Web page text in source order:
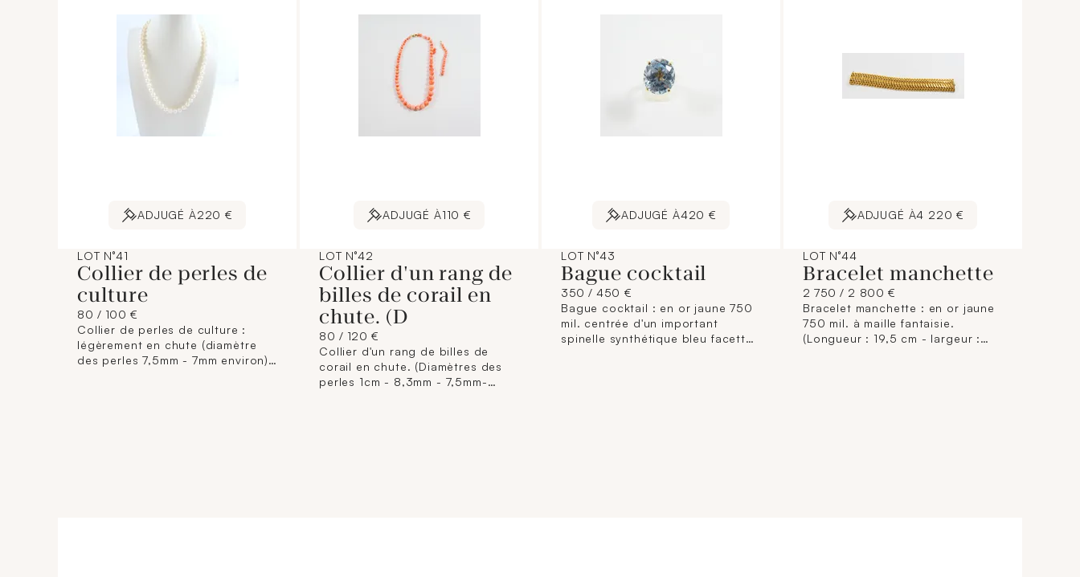
ADJUGÉ À220 €
LOT N°41
Collier de perles de
culture
80 / 100 €
Collier de perles de culture :
légèrement en chute (diamètre
des perles 7,5mm - 7mm environ)
ADJUGÉ À110 €
LOT N°42
Collier d'un rang de
billes de corail en
chute. (D
80 / 120 €
Collier d'un rang de billes de
corail en chute. (Diamètres des
perles 1cm - 8,3mm - 7,5mm-
ADJUGÉ À420 €
LOT N°43
Bague cocktail
350 / 450 €
Bague cocktail : en or jaune 750
mil. centrée d'un important
spinelle synthétique bleu facetté
ADJUGÉ À4 220 €
LOT N°44
Bracelet manchette
2 750 / 2 800 €
Bracelet manchette : en or jaune
750 mil. à maille fantaisie.
(Longueur : 19,5 cm - largeur :